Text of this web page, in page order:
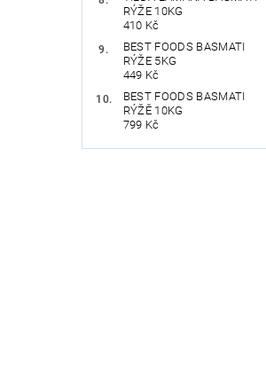
RÝŽE 10KG
410 Kč
BEST FOODS BASMATI
RÝŽE 5KG
449 Kč
BEST FOODS BASMATI
RÝŽĚ 10KG
799 Kč